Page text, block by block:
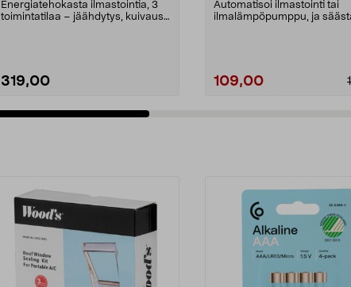
ilmanviilennin poistoputkella,
25 m2
Energiatehokasta ilmastointia, 3
toimintatilaa – jäähdytys, kuivaus
319,00
Automatisoi ilmastointi tai
ilmalämpöpumppu, ja
109,00